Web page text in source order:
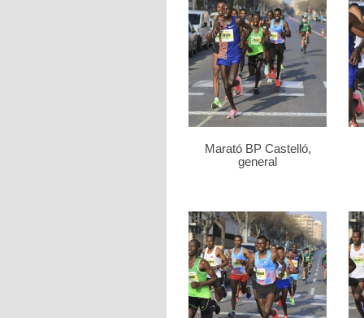
Marató BP Castelló,
general